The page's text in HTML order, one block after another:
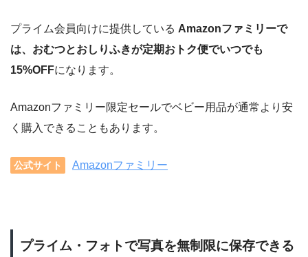
プライム会員向けに提供している Amazonファミリーで
は、おむつとおしりふきが定期おトク便でいつでも
15%OFFになります。
Amazonファミリー限定セールでベビー用品が通常より安
く購入できることもあります。
公式サイト Amazonファミリー
プライム・フォトで写真を無制限に保存できる